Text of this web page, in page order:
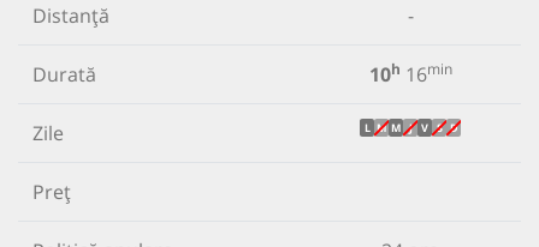
Distanță -
Durată 10h 16min
Zile L M M J V S D
Preț